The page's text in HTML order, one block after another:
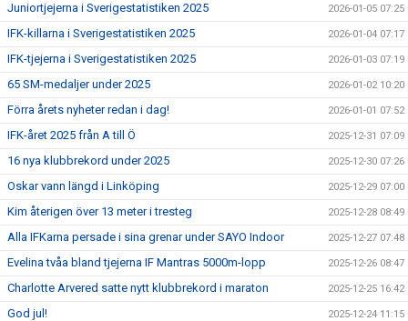
Juniortjejerna i Sverigestatistiken 2025 2026-01-05 07:25
IFK-killarna i Sverigestatistiken 2025 2026-01-04 07:17
IFK-tjejerna i Sverigestatistiken 2025 2026-01-03 07:19
65 SM-medaljer under 2025 2026-01-02 10:20
Förra årets nyheter redan i dag! 2026-01-01 07:52
IFK-året 2025 från A till Ö 2025-12-31 07:09
16 nya klubbrekord under 2025 2025-12-30 07:26
Oskar vann längd i Linköping 2025-12-29 07:00
Kim återigen över 13 meter i tresteg 2025-12-28 08:49
Alla IFKarna persade i sina grenar under SAYO Indoor 2025-12-27 07:48
Evelina tvåa bland tjejerna IF Mantras 5000m-lopp 2025-12-26 08:47
Charlotte Arvered satte nytt klubbrekord i maraton 2025-12-25 16:42
God jul! 2025-12-24 11:15